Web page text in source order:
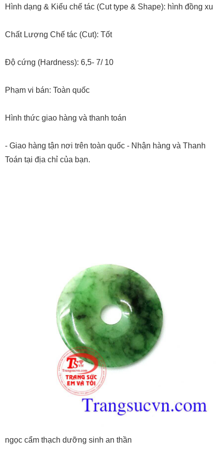
Hình dạng & Kiểu chế tác (Cut type & Shape): hình đồng xu
Chất Lượng Chế tác (Cut): Tốt
Độ cứng (Hardness): 6,5- 7/ 10
Phạm vi bán: Toàn quốc
Hình thức giao hàng và thanh toán
- Giao hàng tận nơi trên toàn quốc - Nhận hàng và Thanh
Toán tại địa chỉ của bạn.
ngọc cẩm thạch dưỡng sinh an thần